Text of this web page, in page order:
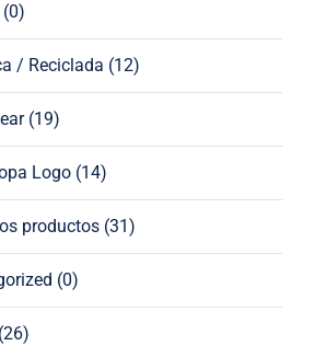
(0)
/ Reciclada (12)
(19)
Logo (14)
productos (31)
(0)
(26)